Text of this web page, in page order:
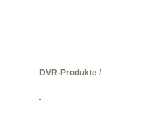
DVR-Produkte /